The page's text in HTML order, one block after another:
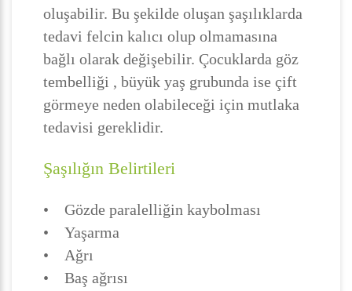
oluşabilir. Bu şekilde oluşan şaşılıklarda
tedavi felcin kalıcı olup olmamasına
bağlı olarak değişebilir. Çocuklarda göz
tembelliği , büyük yaş grubunda ise çift
görmeye neden olabileceği için mutlaka
tedavisi gereklidir.
Şaşılığın Belirtileri
• Gözde paralelliğin kaybolması
• Yaşarma
• Ağrı
• Baş ağrısı